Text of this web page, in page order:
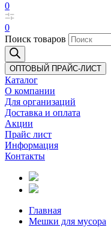
0
0
Поиск товаров
ОПТОВЫЙ ПРАЙС-ЛИСТ
Каталог
О компании
Для организаций
Доставка и оплата
Акции
Прайс лист
Информация
Контакты
Главная
Мешки для мусора